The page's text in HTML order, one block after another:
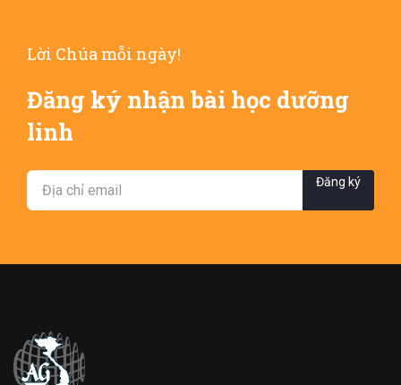
Lời Chúa mỗi ngày!
Đăng ký nhận bài học dưỡng
linh
Đăng ký